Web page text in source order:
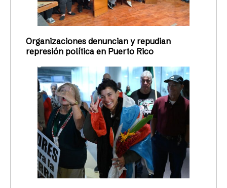
Organizaciones denuncian y repudian
represión política en Puerto Rico